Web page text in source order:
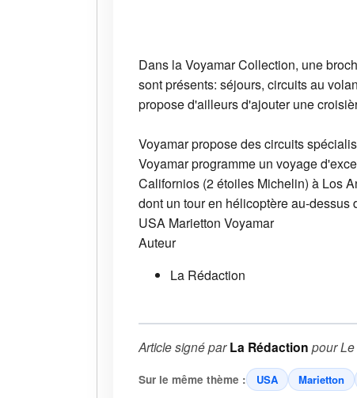
Dans la Voyamar Collection, une
sont présents: séjours, circuits au
propose d'ailleurs d'ajouter une
Voyamar propose des circuits
Voyamar programme un voyage
Californios (2 étoiles Michelin) à Los
dont un tour en hélicoptère au-dessus
USA Marietton Voyamar
Auteur
La Rédaction
Article signé parLa Rédaction pour
Sur le même thème : USA Marietton